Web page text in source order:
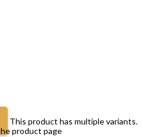
This product has multiple variants.
product page